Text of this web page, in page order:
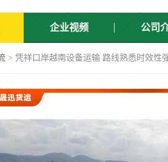
企业视频 公司
> 凭祥口岸越南设备运输 路线熟悉时效性